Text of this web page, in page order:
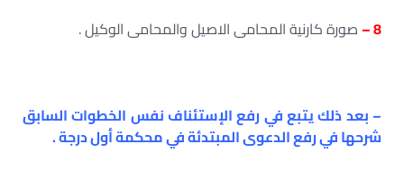
8 – صورة كارنية المحامى الاصيل والمحامى الوكيل .
– بعد ذلك يتبع في رفع الإستئناف نفس الخطوات السابق
شرحها في رفع الدعوى المبتدئة في محكمة أول درجة .